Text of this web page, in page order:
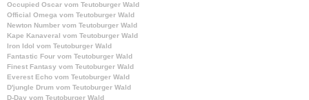
Occupied Oscar vom Teutoburger Wald
Official Omega vom Teutoburger Wald
Newton Number vom Teutoburger Wald
Kape Kanaveral vom Teutoburger Wald
Iron Idol vom Teutoburger Wald
Fantastic Four vom Teutoburger Wald
Finest Fantasy vom Teutoburger Wald
Everest Echo vom Teutoburger Wald
D'jungle Drum vom Teutoburger Wald
D-Day vom Teutoburger Wald